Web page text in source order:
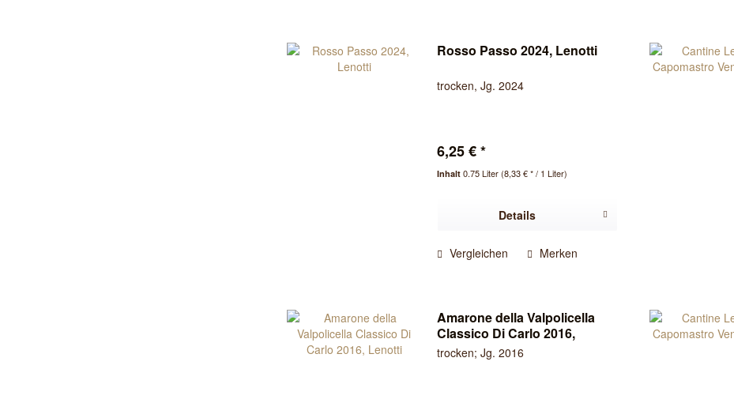
Rosso Passo 2024, Lenotti
trocken, Jg. 2024
6,25 € *
Inhalt0.75 Liter(8,33 € * / 1 Liter)
Details
Vergleichen Merken
Amarone della Valpolicella
Classico Di Carlo 2016,
Lenotti
trocken; Jg. 2016